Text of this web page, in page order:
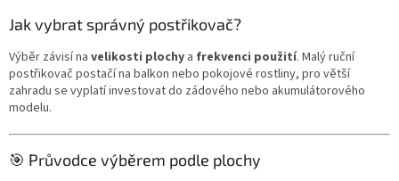
l
d
a
c
r
v
Jak vybrat správný postřikovač?
Výběr závisí na velikosti plochy a frekvenci použití. Malý ruční
postřikovač postačí na balkon nebo pokojové rostliny, pro větší
zahradu se vyplatí investovat do zádového nebo akumulátorového
modelu.
🎯 Průvodce výběrem podle plochy